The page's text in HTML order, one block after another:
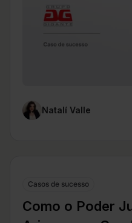
Natalí Valle
Casos de sucesso
Como o Poder